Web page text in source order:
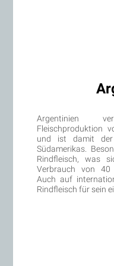
Argentinien
Fleischproduktion
und ist damit der
Südamerikas.
Rindfleisch, was
Verbrauch von 40
Auch auf
Rindfleisch für sein